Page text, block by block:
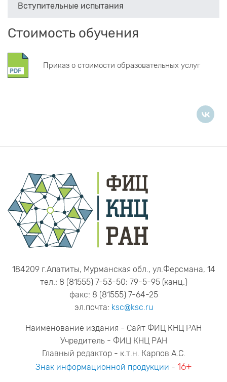
Вступительные испытания
Стоимость обучения
Приказ о стоимости образовательных услуг
184209 г.Апатиты, Мурманская обл., ул.Ферсмана, 14
тел.: 8 (81555) 7-53-50; 79-5-95 (канц.)
факс: 8 (81555) 7-64-25
эл.почта: ksc@ksc.ru
Наименование издания - Сайт ФИЦ КНЦ РАН
Учредитель - ФИЦ КНЦ РАН
Главный редактор - к.т.н. Карпов А.С.
Знак информационной продукции - 16+